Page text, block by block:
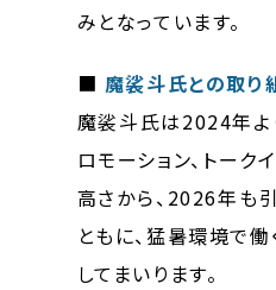
みとなっています。
■ 魔裟斗氏との取り
魔裟斗氏は2024年よ
ロモーション、トー
高さから、2026年も
ともに、猛暑環境で
してまいります。